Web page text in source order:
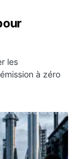
les
à zéro
de